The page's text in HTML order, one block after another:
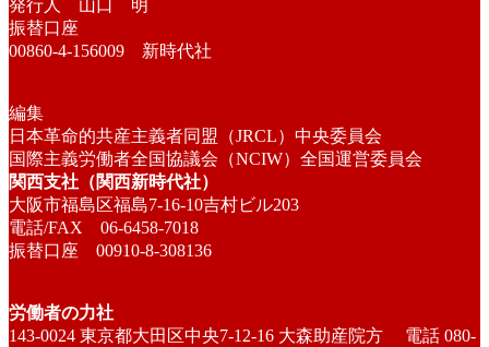
発行人 山口 明
振替口座
00860-4-156009 新時代社
編集
日本革命的共産主義者同盟（JRCL）中央委員会
国際主義労働者全国協議会（NCIW）全国運営委員会
関西支社（関西新時代社）
大阪市福島区福島7-16-10吉村ビル203
電話/FAX 06-6458-7018
振替口座 00910-8-308136
労働者の力社
143-0024 東京都大田区中央7-12-16 大森助産院方 電話 080-